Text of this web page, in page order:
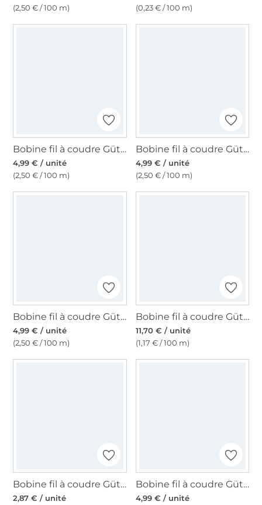
(2,50 € / 100 m)
(0,23 € / 100 m)
Bobine fil à coudre Gütermann 200m polyester, (870) bleu pétrole foncé
4,99 € / unité
(2,50 € / 100 m)
Bobine fil à coudre Gütermann 200m polyester, (143) bleu piscine
4,99 € / unité
(2,50 € / 100 m)
Bobine fil à coudre Gütermann 200m polyester, (802) crème vanille
4,99 € / unité
(2,50 € / 100 m)
Bobine fil à coudre Gütermann 1000m polyester, (800), blanc
11,70 € / unité
(1,17 € / 100 m)
Bobine fil à coudre Gütermann 500m polyester Toldi, (582) vert olive
2,87 € / unité
Bobine fil à coudre Gütermann 200m polyester, (112) bleu pigeon
4,99 € / unité